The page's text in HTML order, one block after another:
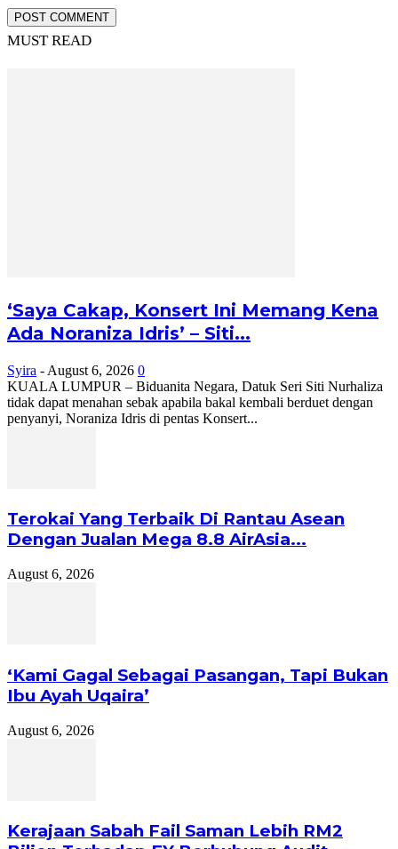
MUST READ
‘Saya Cakap, Konsert Ini Memang Kena
Ada Noraniza Idris’ – Siti...
Syira - August 6, 2026 0
KUALA LUMPUR – Biduanita Negara, Datuk Seri Siti Nurhaliza
tidak dapat menahan sebak apabila bakal kembali berduet dengan
penyanyi, Noraniza Idris di pentas Konsert...
Terokai Yang Terbaik Di Rantau Asean
Dengan Jualan Mega 8.8 AirAsia...
August 6, 2026
‘Kami Gagal Sebagai Pasangan, Tapi Bukan
Ibu Ayah Uqaira’
August 6, 2026
Kerajaan Sabah Fail Saman Lebih RM2